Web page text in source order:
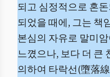
되고 심정적으로 혼
되었을 때에, 그는 책
본심의 자유로 말미
느꼈으나, 보다 더 큰
의하여 타락선(墮落